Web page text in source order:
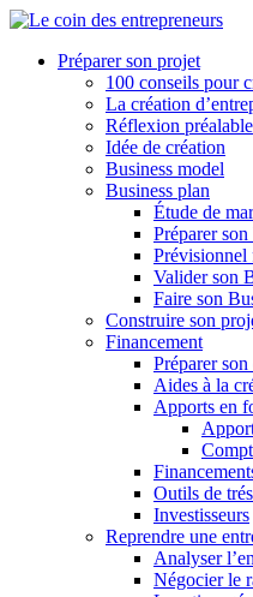
Préparer son projet
100 conseils pour
La création
Réflexion préalable
Idée de création
Business model
Business plan
Étude de
Préparer
Prévisionnel
Valider son
Faire son
Construire son
Financement
Préparer son
Aides à la
Apports en
Outils de
Investisseurs
Reprendre une
Analyser
Négocier le